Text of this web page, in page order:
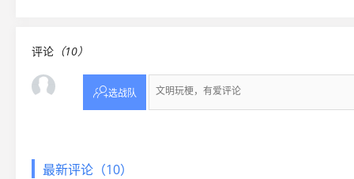
评论 （10）
选战队
最新评论（10）